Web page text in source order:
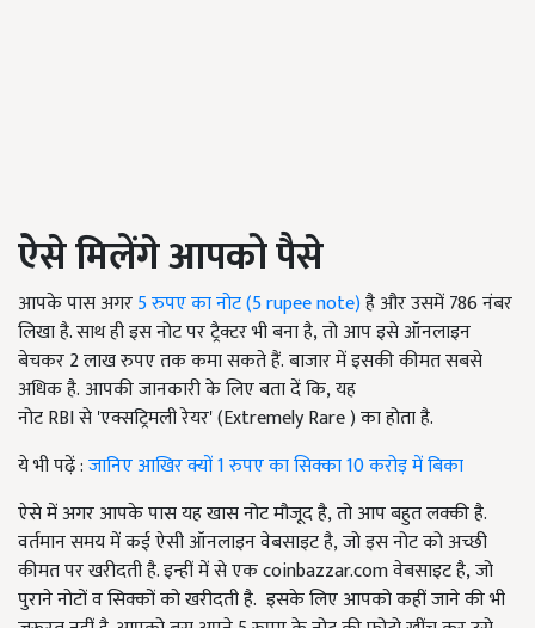
ऐसे मिलेंगे आपको पैसे
आपके पास अगर5रुपए का नोट (5 rupee note)है और उसमें786नंबर
लिखा है. साथ ही इस नोट पर ट्रैक्टर भी बना है, तो आप इसे ऑनलाइन
बेचकर 2लाख रुपए तक कमा सकते हैं.बाजार में इसकी कीमत सबसे
अधिक है. आपकी जानकारी के लिए बता दें कि, यह
नोट RBI से 'एक्सट्रिमली रेयर' (Extremely Rare ) का होता है.
ये भी पढ़ें :जानिए आखिर क्यों 1 रुपए का सिक्का 10 करोड़ में बिका
ऐसे में अगर आपके पास यह खास नोट मौजूद है, तो आप बहुत लक्की है.
वर्तमान समय में कई ऐसी ऑनलाइन वेबसाइट है, जो इस नोट को अच्छी
कीमत पर खरीदती है. इन्हीं में से एक coinbazzar.com वेबसाइट है, जो
पुराने नोटों व सिक्कों को खरीदती है. इसके लिए आपको कहीं जाने की भी